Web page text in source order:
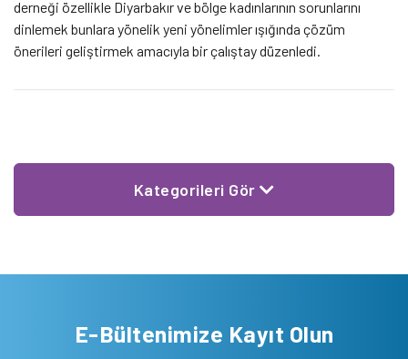
derneği özellikle Diyarbakır ve bölge kadınlarının sorunlarını
dinlemek bunlara yönelik yeni yönelimler ışığında çözüm
önerileri geliştirmek amacıyla bir çalıştay düzenledi.
Kategorileri Gör
E-Bültenimize Kayıt Olun